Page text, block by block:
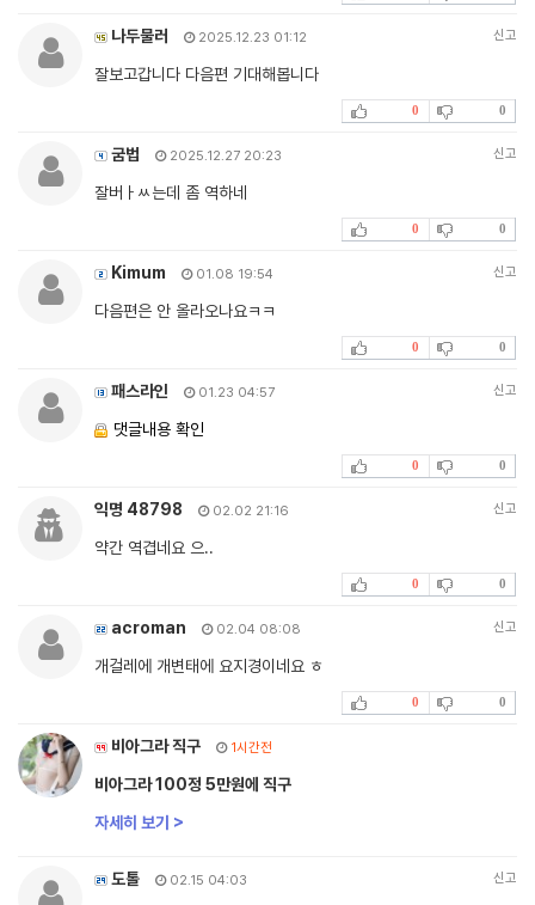
나두물러 2025.12.23 01:12 신고
잘보고갑니다 다음편 기대해봅니다
0 0
굼법 2025.12.27 20:23 신고
잘버ㅏㅆ는데 좀 역하네
0 0
Kimum 01.08 19:54 신고
다음편은 안 올라오나요ㅋㅋ
0 0
패스라인 01.23 04:57 신고
댓글내용 확인
0 0
익명 48798 02.02 21:16 신고
약간 역겹네요 으..
0 0
acroman 02.04 08:08 신고
개걸레에 개변태에 요지경이네요 ㅎ
0 0
비아그라 직구 1시간전
비아그라 100정 5만원에 직구
자세히 보기 >
도톨 02.15 04:03 신고